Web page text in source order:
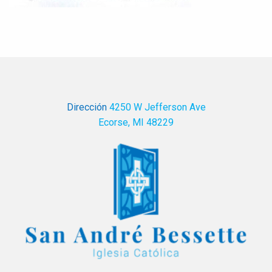
Dirección 4250 W Jefferson Ave
Ecorse, MI 48229